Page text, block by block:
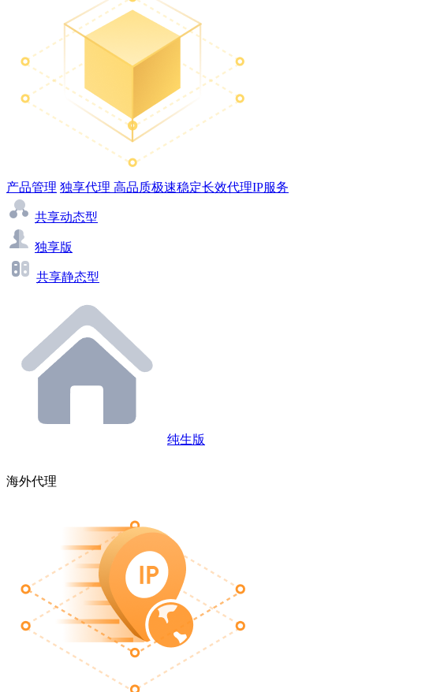
产品管理 独享代理 高品质极速稳定长效代理IP服务
共享动态型
独享版
共享静态型
纯生版
海外代理